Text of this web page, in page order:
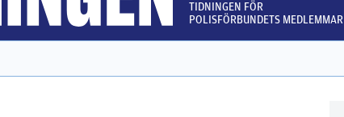
TIDNINGEN FÖR
POLISFÖRBUNDETS MEDLEMMAR